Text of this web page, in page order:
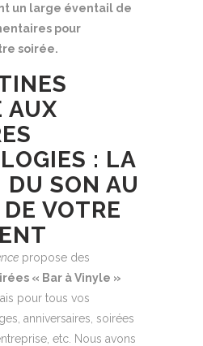
un large éventail de
pour
soirée.
AUX
: LA
DU SON AU
VOTRE
propose des
« Bar à Vinyle »
pour tous vos
anniversaires, soirées
etc. Nous avons